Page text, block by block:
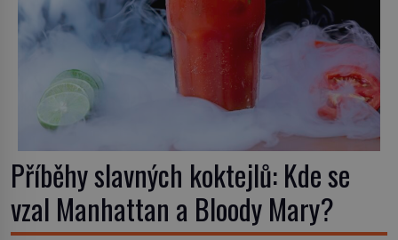
Příběhy slavných koktejlů: Kde se
vzal Manhattan a Bloody Mary?